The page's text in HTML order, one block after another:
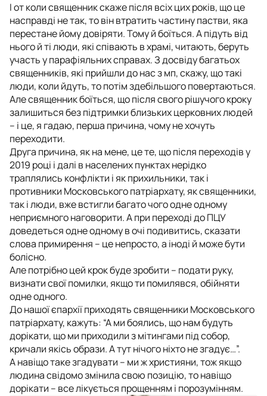
І от коли священник скаже після всіх цих років, що це
насправді не так, то він втратить частину пастви, яка
перестане йому довіряти. Тому й боїться. А підуть від
нього й ті люди, які співають в храмі, читають, беруть
участь у парафіяльних справах. З досвіду багатьох
священників, які прийшли до нас з мп, скажу, що такі
люди, коли йдуть, то потім здебільшого повертаються.
Але священник боїться, що після свого рішучого кроку
залишиться без підтримки близьких церковних людей
– і це, я гадаю, перша причина, чому не хочуть
переходити.
Друга причина, як на мене, це те, що після переходів у
2019 році і далі в населених пунктах нерідко
траплялись конфлікти і як прихильники, так і
противники Московського патріархату, як священники,
так і люди, вже встигли багато чого одне одному
неприємного наговорити. А при переході до ПЦУ
доведеться одне одному в очі подивитись, сказати
слова примирення – це непросто, а іноді й може бути
болісно.
Але потрібно цей крок буде зробити – подати руку,
визнати свої помилки, якщо ти помилявся, обійняти
одне одного.
До нашої єпархії приходять священники Московського
патріархату, кажуть: “А ми боялись, що нам будуть
дорікати, що ми приходили з мітингами під собор,
кричали якісь образи. А тут нічого ніхто не згадує…”.
А навіщо таке згадувати – ми ж християни, тож якщо
людина свідомо змінила свою позицію, то навіщо
дорікати – все лікується прощенням і порозумінням.